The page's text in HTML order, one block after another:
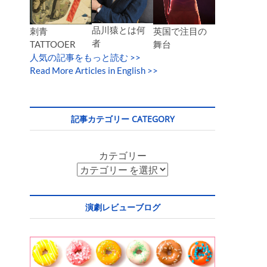
刺青
TATTOOER
品川猿とは何
者
英国で注目の
舞台
人気の記事をもっと読む >>
Read More Articles in English >>
記事カテゴリー CATEGORY
カテゴリー
演劇レビューブログ